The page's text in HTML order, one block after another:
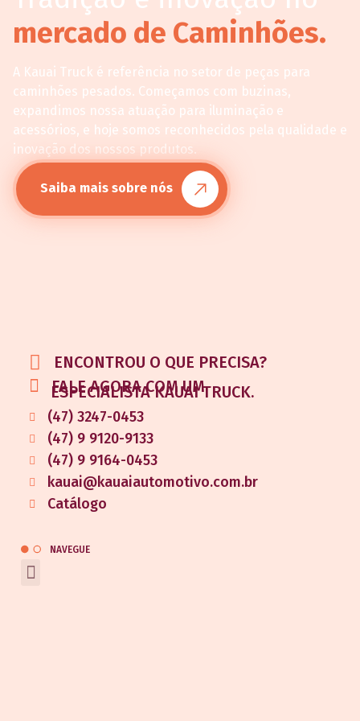
mercado de Caminhões.
A Kauai Truck é referência no setor de peças para
caminhões pesados. Começamos com buzinas,
expandimos nossa atuação para iluminação e
acessórios, e hoje somos reconhecidos pela qualidade e
inovação dos nossos produtos.
Saiba mais sobre nós
ENCONTROU O QUE PRECISA?
FALE AGORA COM UM
ESPECIALISTA KAUAI TRUCK.
(47) 3247-0453
(47) 9 9120-9133
(47) 9 9164-0453
kauai@kauaiautomotivo.com.br
Catálogo
NAVEGUE